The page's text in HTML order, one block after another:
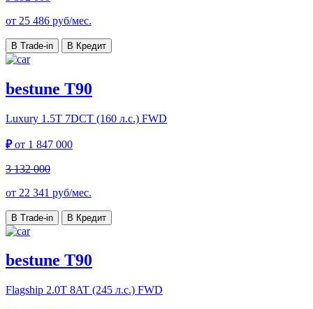
от 25 486 руб/мес.
В Trade-in В Кредит
bestune T90
Luxury 1.5T 7DCT (160 л.с.) FWD
₽от 1 847 000
3 132 000
от 22 341 руб/мес.
В Trade-in В Кредит
bestune T90
Flagship 2.0T 8AT (245 л.с.) FWD